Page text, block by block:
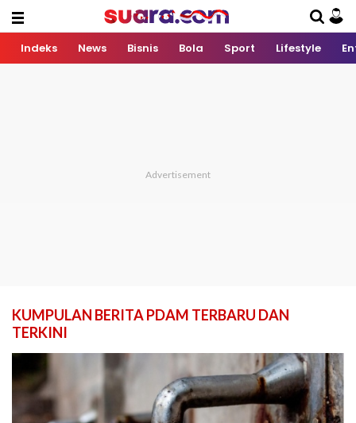
Indeks News Bisnis Bola Sport Lifestyle
KUMPULAN BERITA PDAM TERBARU DAN
TERKINI